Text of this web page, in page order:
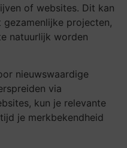
of websites. Dit kan
projecten,
natuurlijk worden
nieuwswaardige
via
kun je relevante
je merkbekendheid